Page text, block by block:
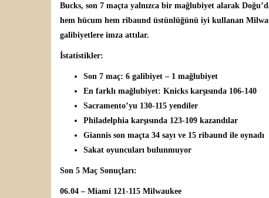
Bucks, son 7 maçta yalnızca bir mağlubiyet alarak
hem hücum hem ribaund üstünlüğünü iyi kullanan
galibiyetlere imza attılar.
İstatistikler:
Son 7 maç: 6 galibiyet – 1 mağlubiyet
En farklı mağlubiyet: Knicks karşısında 106-140
Sacramento’yu 130-115 yendiler
Philadelphia karşısında 123-109 kazandılar
Giannis son maçta 34 sayı ve 15 ribaund ile oynadı
Sakat oyuncuları bulunmuyor
Son 5 Maç Sonuçları:
06.04 – Miami 121-115 Milwaukee